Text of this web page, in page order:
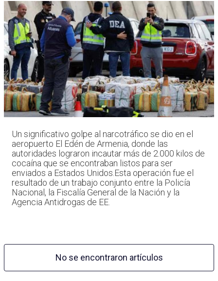
Un significativo golpe al narcotráfico se dio en el
aeropuerto El Edén de Armenia, donde las
autoridades lograron incautar más de 2.000 kilos de
cocaína que se encontraban listos para ser
enviados a Estados Unidos.Esta operación fue el
resultado de un trabajo conjunto entre la Policía
Nacional, la Fiscalía General de la Nación y la
Agencia Antidrogas de EE.
No se encontraron artículos